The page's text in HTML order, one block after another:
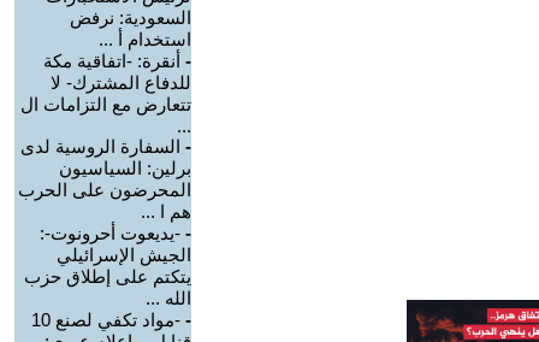
السعودية: نرفض
استخدام أ ...
- أنقرة: -اتفاقية مكة
للدفاع المشترك- لا
تتعارض مع التزامات ال
...
- السفارة الروسية لدى
برلين: السياسيون
المحرضون على الحرب
هم ا ...
- -يديعوت أحرونوت-:
الجيش الإسرائيلي
يتكتم على إطلاق حزب
الله ...
-
-مواد تكفي لصنع 10